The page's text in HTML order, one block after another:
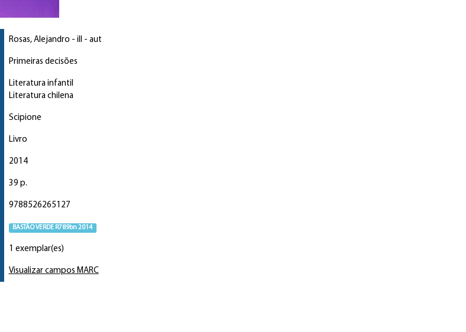
Rosas, Alejandro - ill - aut
Primeiras decisões
Literatura infantil
Literatura chilena
Scipione
Livro
2014
39 p.
9788526265127
BASTÃO VERDE R789bn 2014
1 exemplar(es)
Visualizar campos MARC